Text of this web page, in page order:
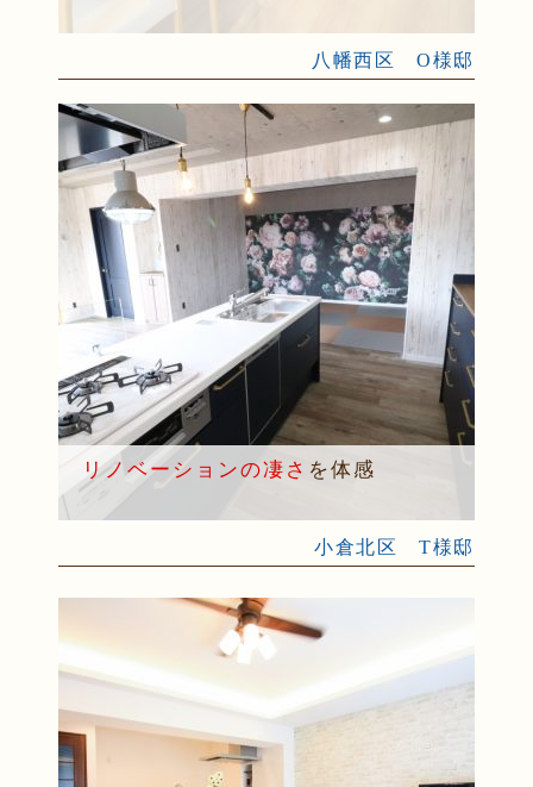
八幡西区 O様邸
リノベーションの凄さ を体感
小倉北区 T様邸